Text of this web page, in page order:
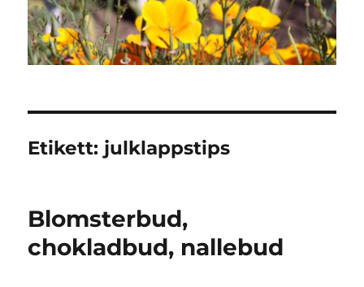
Etikett: julklappstips
Blomsterbud,
chokladbud, nallebud